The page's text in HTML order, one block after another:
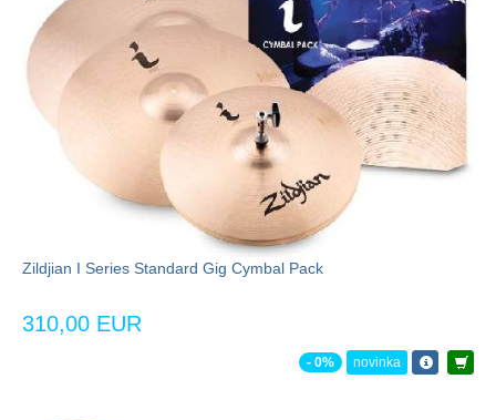
Zildjian I Series Standard Gig Cymbal Pack
310,00 EUR
- 0% novinka